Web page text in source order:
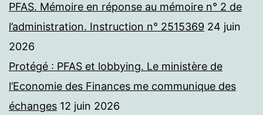
PFAS. Mémoire en réponse au mémoire n° 2 de
l’administration. Instruction n° 2515369 24 juin
2026
Protégé : PFAS et lobbying. Le ministère de
l’Economie des Finances me communique des
échanges 12 juin 2026